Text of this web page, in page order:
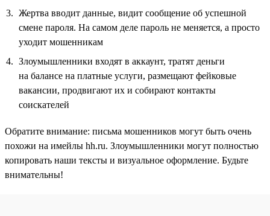
Жертва вводит данные, видит сообщение об успешной
смене пароля. На самом деле пароль не меняется, а просто
уходит мошенникам
Злоумышленники входят в аккаунт, тратят деньги
на балансе на платные услуги, размещают фейковые
вакансии, продвигают их и собирают контакты
соискателей
Обратите внимание: письма мошенников могут быть очень
похожи на имейлы hh.ru. Злоумышленники могут полностью
копировать наши тексты и визуальное оформление. Будьте
внимательны!